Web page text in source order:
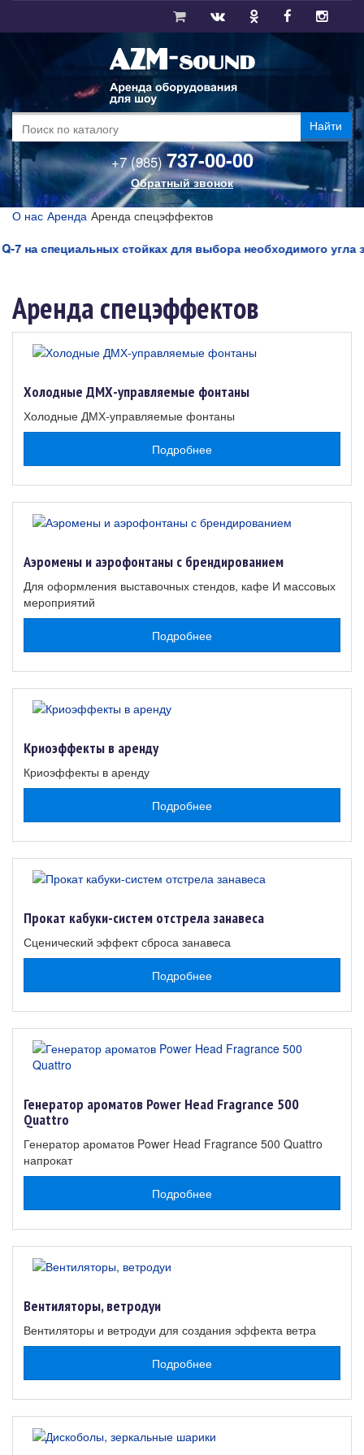
Найти
+7 (985)737-00-00
Обратный звонок
О нас Аренда Аренда спецэффектов
специальных стойках для выбора необходимого угла
Аренда спецэффектов
Холодные ДМХ-управляемые фонтаны
Холодные ДМХ-управляемые фонтаны
Подробнее
Аэромены и аэрофонтаны с брендированием
Для оформления выставочных стендов, кафе И массовых
мероприятий
Подробнее
Криоэффекты в аренду
Криоэффекты в аренду
Подробнее
Прокат кабуки-систем отстрела занавеса
Сценический эффект сброса занавеса
Подробнее
Генератор ароматов Power Head Fragrance 500
Quattro
Генератор ароматов Power Head Fragrance 500 Quattro
напрокат
Подробнее
Вентиляторы, ветродуи
Вентиляторы и ветродуи для создания эффекта ветра
Подробнее